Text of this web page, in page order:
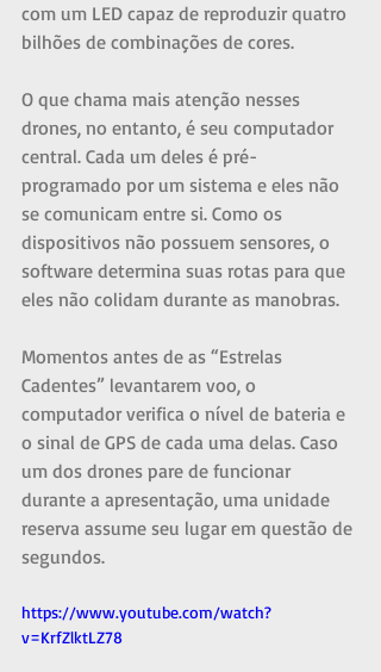
com um LED capaz de reproduzir quatro
bilhões de combinações de cores.
O que chama mais atenção nesses
drones, no entanto, é seu computador
central. Cada um deles é pré-
programado por um sistema e eles não
se comunicam entre si. Como os
dispositivos não possuem sensores, o
software determina suas rotas para que
eles não colidam durante as manobras.
Momentos antes de as “Estrelas
Cadentes” levantarem voo, o
computador verifica o nível de bateria e
o sinal de GPS de cada uma delas. Caso
um dos drones pare de funcionar
durante a apresentação, uma unidade
reserva assume seu lugar em questão de
segundos.
https://www.youtube.com/watch?
v=KrfZlktLZ78